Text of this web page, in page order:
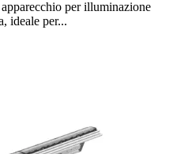
per illuminazione
ideale per...